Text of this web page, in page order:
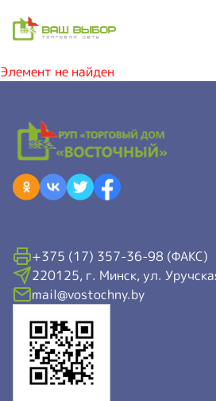
Элемент не найден
+375 (17) 357-36-98 (ФАКС)
220125, г. Минск, ул.
mail@vostochny.by